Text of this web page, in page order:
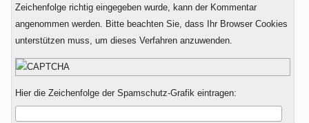
Zeichenfolge richtig eingegeben wurde, kann der Kommentar
angenommen werden. Bitte beachten Sie, dass Ihr Browser Cookies
unterstützen muss, um dieses Verfahren anzuwenden.
Hier die Zeichenfolge der Spamschutz-Grafik eintragen: